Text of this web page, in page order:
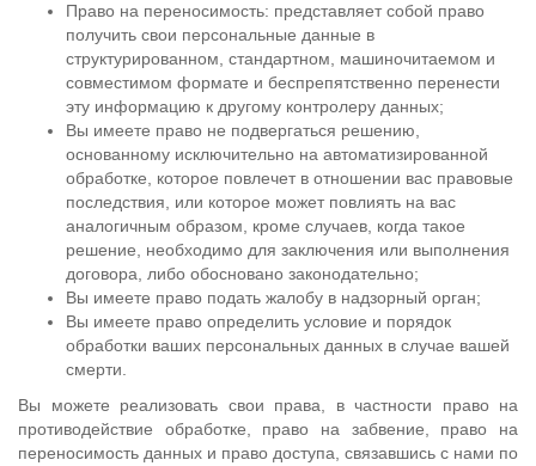
Право на переносимость: представляет собой право
получить свои персональные данные в
структурированном, стандартном, машиночитаемом и
совместимом формате и беспрепятственно перенести
эту информацию к другому контролеру данных;
Вы имеете право не подвергаться решению,
основанному исключительно на автоматизированной
обработке, которое повлечет в отношении вас правовые
последствия, или которое может повлиять на вас
аналогичным образом, кроме случаев, когда такое
решение, необходимо для заключения или выполнения
договора, либо обосновано законодательно;
Вы имеете право подать жалобу в надзорный орган;
Вы имеете право определить условие и порядок
обработки ваших персональных данных в случае вашей
смерти.
Вы можете реализовать свои права, в частности право на
противодействие обработке, право на забвение, право на
переносимость данных и право доступа, связавшись с нами по